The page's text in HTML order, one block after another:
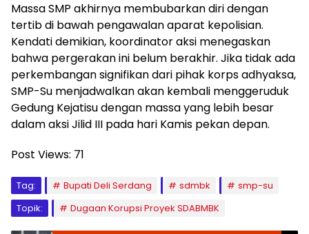
Massa SMP akhirnya membubarkan diri dengan
tertib di bawah pengawalan aparat kepolisian.
Kendati demikian, koordinator aksi menegaskan
bahwa pergerakan ini belum berakhir. Jika tidak ada
perkembangan signifikan dari pihak korps adhyaksa,
SMP-Su menjadwalkan akan kembali menggeruduk
Gedung Kejatisu dengan massa yang lebih besar
dalam aksi Jilid III pada hari Kamis pekan depan.
Post Views: 71
Tag: Bupati Deli Serdang sdmbk
smp-su
Topik:
Dugaan Korupsi Proyek SDABMBK